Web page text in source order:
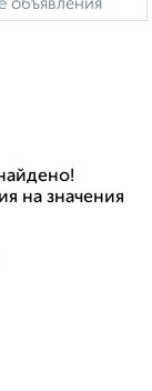
на значения